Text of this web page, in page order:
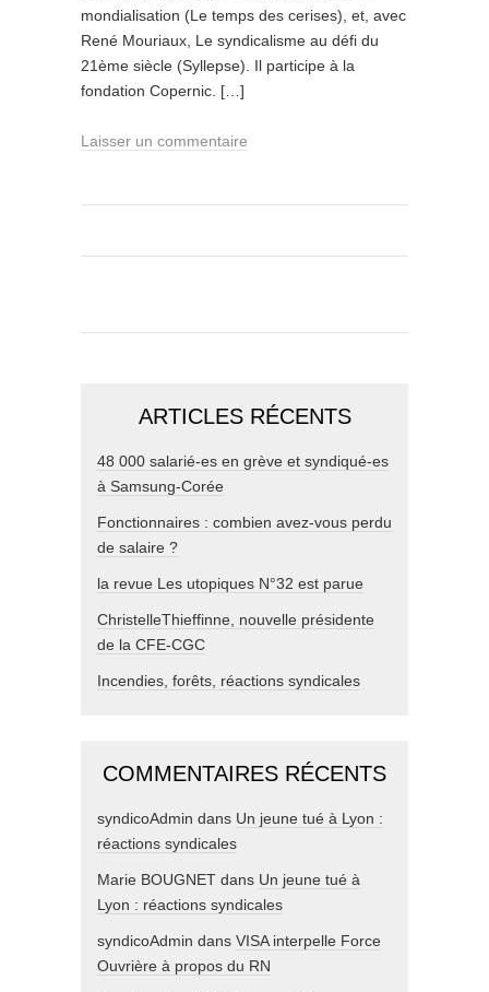
mondialisation (Le temps des cerises), et, avec
René Mouriaux, Le syndicalisme au défi du
21ème siècle (Syllepse). Il participe à la
fondation Copernic. […]
Laisser un commentaire
ARTICLES RÉCENTS
48 000 salarié-es en grève et syndiqué-es
à Samsung-Corée
Fonctionnaires : combien avez-vous perdu
de salaire ?
la revue Les utopiques N°32 est parue
ChristelleThieffinne, nouvelle présidente
de la CFE-CGC
Incendies, forêts, réactions syndicales
COMMENTAIRES RÉCENTS
syndicoAdmin dans Un jeune tué à Lyon :
réactions syndicales
Marie BOUGNET dans Un jeune tué à
Lyon : réactions syndicales
syndicoAdmin dans VISA interpelle Force
Ouvrière à propos du RN